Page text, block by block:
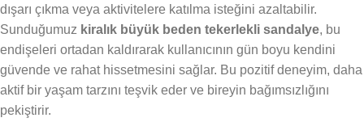
dışarı çıkma veya aktivitelere katılma isteğini azaltabilir.
Sunduğumuz kiralık büyük beden tekerlekli sandalye, bu
endişeleri ortadan kaldırarak kullanıcının gün boyu kendini
güvende ve rahat hissetmesini sağlar. Bu pozitif deneyim, daha
aktif bir yaşam tarzını teşvik eder ve bireyin bağımsızlığını
pekiştirir.